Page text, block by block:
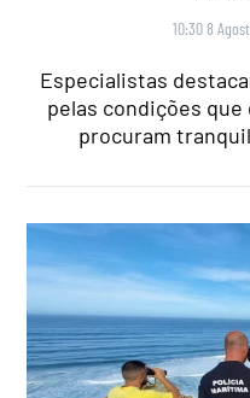
10:30 8
Especialistas
pelas condições
procuram